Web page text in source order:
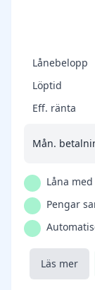
Lånebelopp
Löptid
Eff. ränta
Mån.
Låna
Pengar
Läs mer